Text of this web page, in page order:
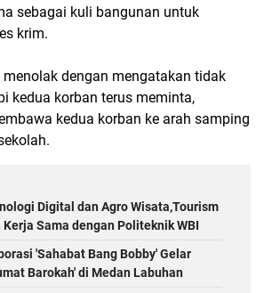
sebagai kuli bangunan untuk
krim.
dengan mengatakan tidak
kedua korban terus meminta,
kedua korban ke arah samping
Digital dan Agro Wisata,Tourism
Sama dengan Politeknik WBI
'Sahabat Bang Bobby' Gelar
Barokah' di Medan Labuhan